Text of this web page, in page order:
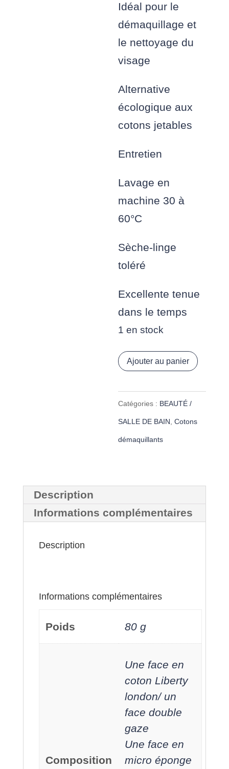
Idéal pour le
démaquillage et
le nettoyage du
visage
Alternative
écologique aux
cotons jetables
Entretien
Lavage en
machine 30 à
60°C
Sèche-linge
toléré
Excellente tenue
dans le temps
1 en stock
quantité
Copie
démaquillants
lavables
"gaze
Ajouter au panier
Catégories : BEAUTÉ /
SALLE DE BAIN ,Cotons
démaquillants
Description
Informations complémentaires
Description
Informations complémentaires
Poids 80 g
Composition
Une face en
coton Liberty
london/ un
face double
gaze
Une face en
micro éponge